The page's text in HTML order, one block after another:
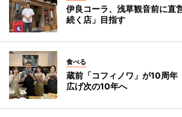
伊良コーラ、浅草観音前に
続く店」目指す
食べる
蔵前「コフィノワ」が10周年
広げ次の10年へ